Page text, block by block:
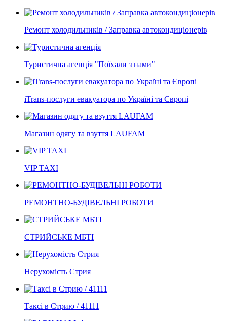
Ремонт холодильників / Заправка автокондиціонерів
Туристична агенція "Поїхали з нами"
iTrans-послуги евакуатора по Україні та Європі
Магазин одягу та взуття LAUFAM
VIP TAXI
РЕМОНТНО-БУДІВЕЛЬНІ РОБОТИ
СТРИЙСЬКЕ МБТІ
Нерухомість Стрия
Таксі в Стрию / 41111